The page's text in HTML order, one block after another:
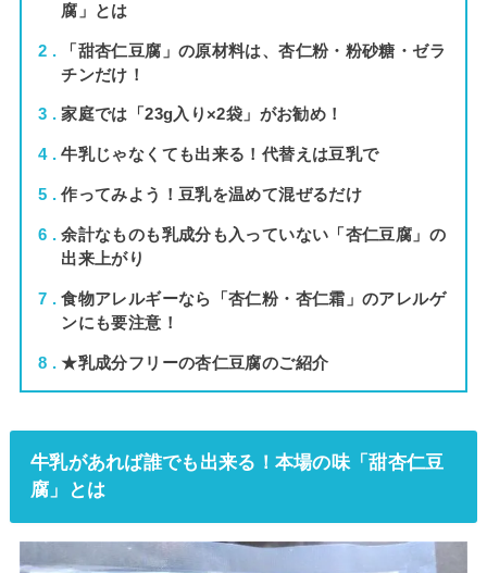
腐」とは
2
「甜杏仁豆腐」の原材料は、杏仁粉・粉砂糖・ゼラ
チンだけ！
3 家庭では「23g入り×2袋」がお勧め！
4 牛乳じゃなくても出来る！代替えは豆乳で
5 作ってみよう！豆乳を温めて混ぜるだけ
6
余計なものも乳成分も入っていない「杏仁豆腐」の
出来上がり
7
食物アレルギーなら「杏仁粉・杏仁霜」のアレルゲ
ンにも要注意！
8 ★乳成分フリーの杏仁豆腐のご紹介
牛乳があれば誰でも出来る！本場の味「甜杏仁豆
腐」とは